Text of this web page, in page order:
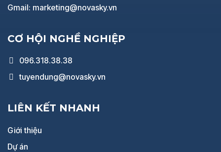
Gmail: marketing@novasky.vn
CƠ HỘI NGHỀ NGHIỆP
096.318.38.38
tuyendung@novasky.vn
LIÊN KẾT NHANH
Giới thiệu
Dự án